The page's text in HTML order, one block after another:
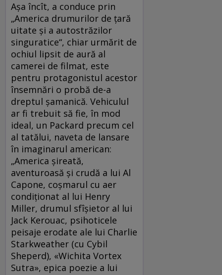
Aşa încît, a conduce prin
„America drumurilor de ţară
uitate şi a autostrăzilor
singuratice“, chiar urmărit de
ochiul lipsit de aură al
camerei de filmat, este
pentru protagonistul acestor
însemnări o probă de-a
dreptul şamanică. Vehiculul
ar fi trebuit să fie, în mod
ideal, un Packard precum cel
al tatălui, naveta de lansare
în imaginarul american:
„America şireată,
aventuroasă şi crudă a lui Al
Capone, coşmarul cu aer
condiţionat al lui Henry
Miller, drumul sfîşietor al lui
Jack Kerouac, psihoticele
peisaje erodate ale lui Charlie
Starkweather (cu Cybil
Sheperd), «Wichita Vortex
Sutra», epica poezie a lui